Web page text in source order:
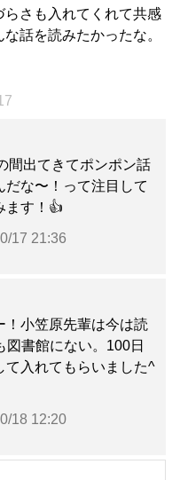
らさも入れてくれて共感
話を読みたかったな。
間出てきてポンポン話
だな〜！って注目して
ます！👍
17 21:36
！小笠原先輩は今は読
書館にない。100日
て入れてもらいました^
18 12:20